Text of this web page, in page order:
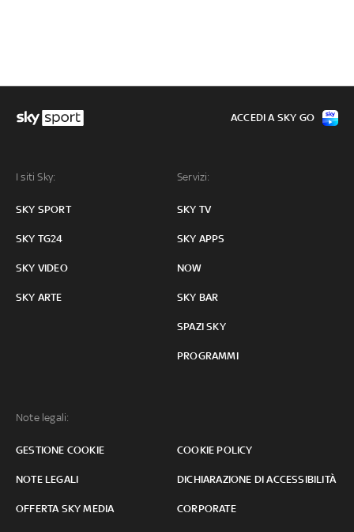
I siti Sky:
SKY SPORT
SKY TG24
SKY VIDEO
SKY ARTE
Servizi:
SKY TV
SKY APPS
NOW
SKY BAR
SPAZI SKY
PROGRAMMI
Note legali:
GESTIONE COOKIE COOKIE POLICY
NOTE LEGALI DICHIARAZIONE DI ACCESSIBILITÀ
OFFERTA SKY MEDIA CORPORATE
ACCEDI A SKY GO